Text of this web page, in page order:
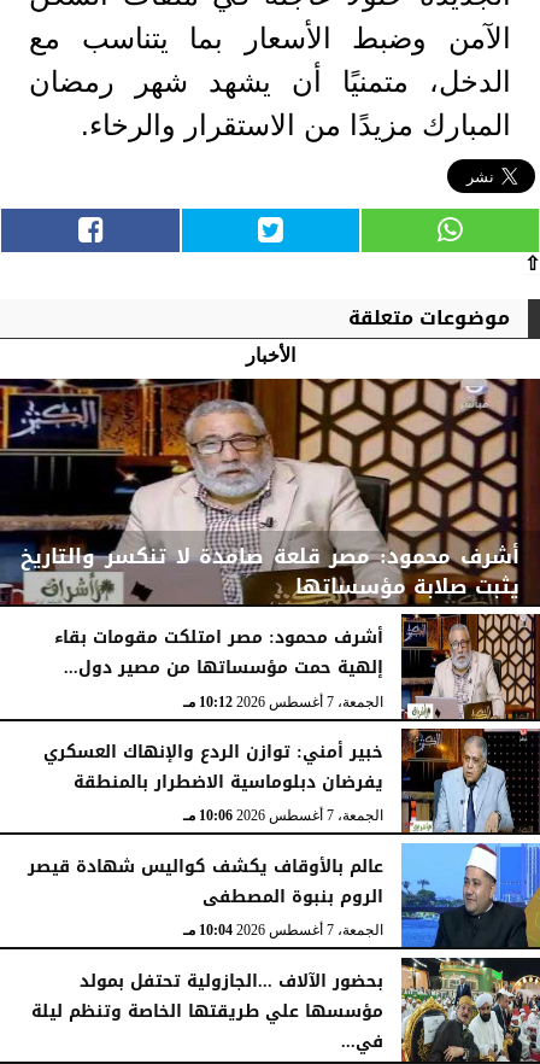
الآمن وضبط الأسعار بما يتناسب مع
الدخل، متمنيًا أن يشهد شهر رمضان
المبارك مزيدًا من الاستقرار والرخاء.
⇧
موضوعات متعلقة
الأخبار
أشرف محمود: مصر قلعة صامدة لا تنكسر والتاريخ
يثبت صلابة مؤسساتها
الجمعة، 7 أغسطس 2026 10:15 مـ
أشرف محمود: مصر امتلكت مقومات بقاء
إلهية حمت مؤسساتها من مصير دول...
الجمعة، 7 أغسطس 2026 10:12 مـ
خبير أمني: توازن الردع والإنهاك العسكري
يفرضان دبلوماسية الاضطرار بالمنطقة
الجمعة، 7 أغسطس 2026 10:06 مـ
عالم بالأوقاف يكشف كواليس شهادة قيصر
الروم بنبوة المصطفى
الجمعة، 7 أغسطس 2026 10:04 مـ
بحضور الآلاف ...الجازولية تحتفل بمولد
مؤسسها علي طريقتها الخاصة وتنظم ليلة
في...